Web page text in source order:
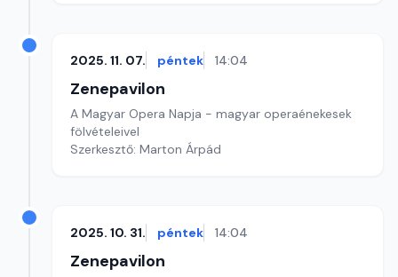
2025. 11. 07. péntek 14:04
Zenepavilon
A Magyar Opera Napja - magyar operaénekesek
fölvételeivel
Szerkesztő: Marton Árpád
2025. 10. 31. péntek 14:04
Zenepavilon